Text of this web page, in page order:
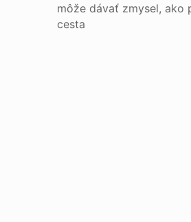
môže dávať zmysel, ako
cesta